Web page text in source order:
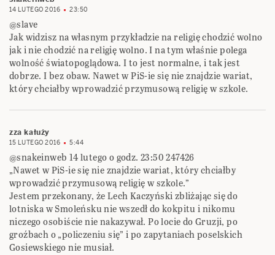
14 LUTEGO 2016 23:50
@slave
Jak widzisz na własnym przykładzie na religię chodzić wolno
jak i nie chodzić na religię wolno. I na tym właśnie polega
wolność światopoglądowa. I to jest normalne, i tak jest
dobrze. I bez obaw. Nawet w PiS-ie się nie znajdzie wariat,
który chciałby wprowadzić przymusową religię w szkole.
zza kałuży
15 LUTEGO 2016 5:44
@snakeinweb 14 lutego o godz. 23:50 247426
„Nawet w PiS-ie się nie znajdzie wariat, który chciałby
wprowadzić przymusową religię w szkole.”
Jestem przekonany, że Lech Kaczyński zbliżając się do
lotniska w Smoleńsku nie wszedł do kokpitu i nikomu
niczego osobiście nie nakazywał. Po locie do Gruzji, po
groźbach o „policzeniu się” i po zapytaniach poselskich
Gosiewskiego nie musiał.